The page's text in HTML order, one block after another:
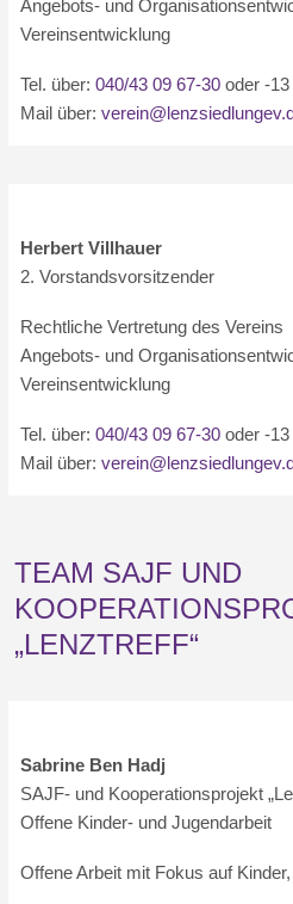
Angebots- und
Vereinsentwicklung
Tel. über:040/43 09 67-30 oder -
Mail über:
Herbert Villhauer
2. Vorstandsvorsitzender
Rechtliche Vertretung des Vereins
Angebots- und
Vereinsentwicklung
Tel. über:040/43 09 67-30 oder -
Mail über:
TEAM SAJF UND
„LENZTREFF“
Sabrine Ben Hadj
SAJF- und Kooperationsprojekt
Offene Kinder- und Jugendarbeit
Offene Arbeit mit Fokus auf